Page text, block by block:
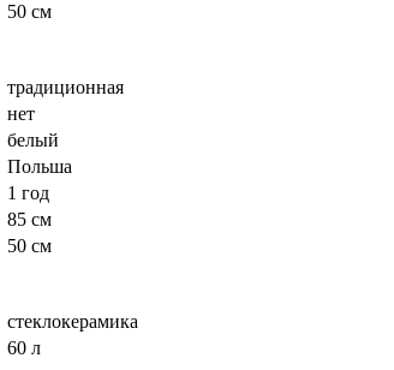
50 см
традиционная
нет
белый
Польша
1 год
85 см
50 см
стеклокерамика
60 л